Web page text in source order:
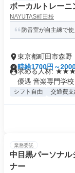
ボーカルトレー
NAYUTAS町田校
防音室が自主練で使
東京都町田市森野
時給1700円～
求める人材:
優遇 音楽専門学校
シフト自由 交通費
業務委託
中目黒パーソナ
ナー